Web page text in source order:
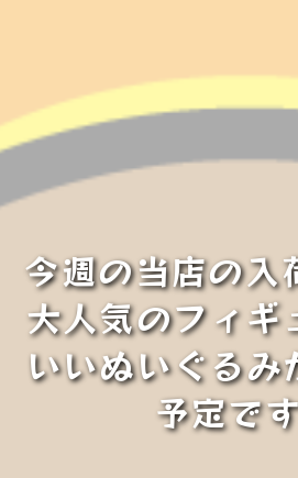
今週の当店の入
大人気のフィギ
いいぬいぐるみ
予定で